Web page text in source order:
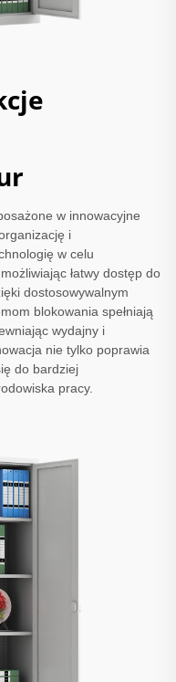
w innowacyjne
i
w celu
łatwy dostęp do
dostosowywalnym
blokowania spełniają
wydajny i
nie tylko poprawia
do bardziej
pracy.